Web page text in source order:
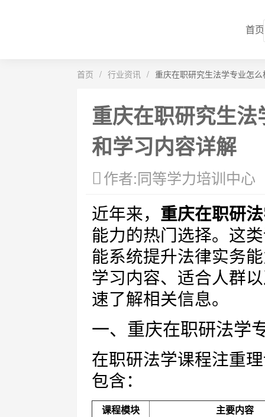
首页
首页 / 行业资讯 / 重庆在职研究生法学专业怎
重庆在职研究生
和学习内容详解
作者:同等学力培训中心
近年来， 重庆在职研
能力的热门选择。这
能系统提升法律实务
学习内容、适合人群
速了解相关信息。
一、重庆在职研法学
在职研法学课程注重
包含：
课程模块
主要内容